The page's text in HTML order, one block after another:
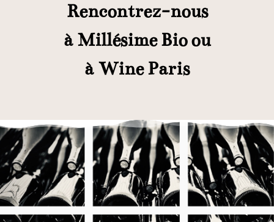
Rencontrez-nous
à Millésime Bio ou
à Wine Paris